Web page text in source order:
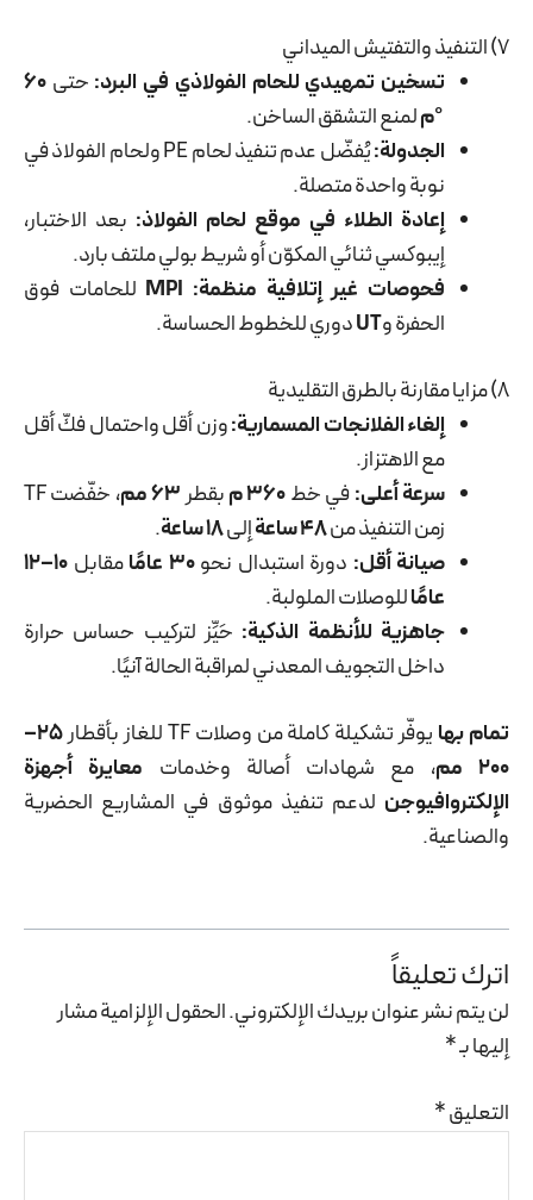
تسخين تمهيدي للحام الفولاذي في البرد:حتى60
لمنع التشقق الساخن.
الجدولة:
يُفضّل عدم تنفيذ لحام PE ولحام الفولاذ في
نوبة واحدة متصلة.
إعادة الطلاء في موقع لحام الفولاذ:بعد الاختبار،
إيبوكسي ثنائي المكوّن أو شريط بولي ملتف بارد.
فحوصات غير إتلافية منظمة: MPIللحامات فوق
الحفرة وUTدوري للخطوط الحساسة.
إلغاء الفلانجات المسمارية:وزن أقل واحتمال فكّ أقل
مع الاهتزاز.
سرعة أعلى:في خط360 م بقطر63 مم
، خفّضت TF
زمن التنفيذ من48 ساعة إلى18 ساعة
.
صيانة أقل:دورة استبدال نحو30 عامًا مقابل
10–12
عامًاللوصلات الملولبة.
جاهزية للأنظمة الذكية:حَيِّز لتركيب حساس حرارة
داخل التجويف المعدني لمراقبة الحالة آنيًا.
تمام بهايوفّر تشكيلة كاملة من وصلات TF للغاز بأقطار
25–
200 مم
، مع شهادات أصالة وخدماتمعايرة أجهزة
الإلكتروافيوجنلدعم تنفيذ موثوق في المشاريع الحضرية
والصناعية.
اترك تعليقاً
لن يتم نشر عنوان بريدك الإلكتروني.الحقول الإلزامية مشار
إليها بـ*
التعليق*